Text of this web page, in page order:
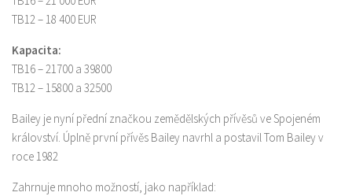
TB12 – 18 400 EUR
Kapacita:
TB16 – 21700 a 39800
TB12 – 15800 a 32500
Bailey je nyní přední značkou zemědělských přívěsů ve Spojeném
království. Úplně první přívěs Bailey navrhl a postavil Tom Bailey v
roce 1982
Zahrnuje mnoho možností, jako například: